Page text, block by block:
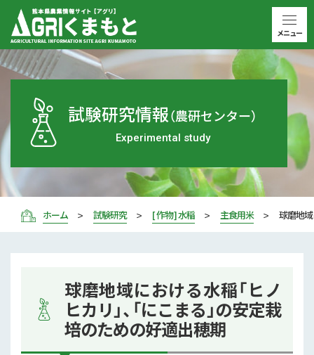
試験研究情報（農研センター）
Experimental study
ホーム 試験研究 [ 作物 ] 水稲 主食用米 球磨地域
球磨地域における水稲「ヒノ
ヒカリ」、「にこまる」の安定栽
培のための好適出穂期
メニュー